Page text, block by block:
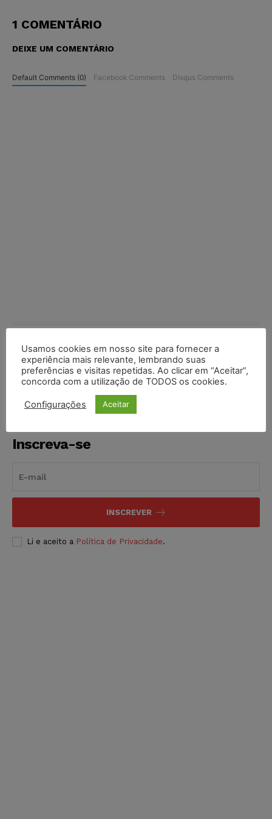
1 COMENTÁRIO
DEIXE UM COMENTÁRIO
Default Comments (0) Facebook Comments Disqus Comments
COMPARTILHE
Inscreva-se
INSCREVER
Li e aceito a Política de Privacidade.
Usamos cookies em nosso site para fornecer a
experiência mais relevante, lembrando suas
preferências e visitas repetidas. Ao clicar em “Aceitar”,
concorda com a utilização de TODOS os cookies.
Configurações Aceitar